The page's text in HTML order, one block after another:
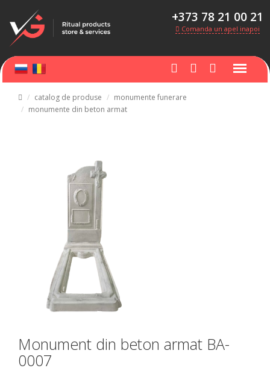
+373 78 21 00 21
Comanda un apel inapoi
catalog de produse
monumente funerare
monumente din beton armat
Monument din beton armat BA-
0007